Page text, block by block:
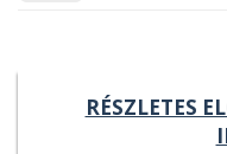
RÉSZLETES